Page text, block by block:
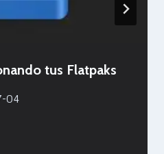
tus Flatpaks
04